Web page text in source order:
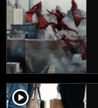
player2